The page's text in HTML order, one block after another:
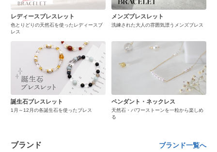
レディースブレスレット
色とりどりの天然石を使ったレディースブ
レス
メンズブレスレット
洗練された大人の雰囲気漂うメンズブレス
誕生石ブレスレット
1月～12月の各誕生石を使ったブレス
ペンダント・ネックレス
天然石・パワーストーンを一粒から楽しめ
る
ブランド ブランド一覧へ